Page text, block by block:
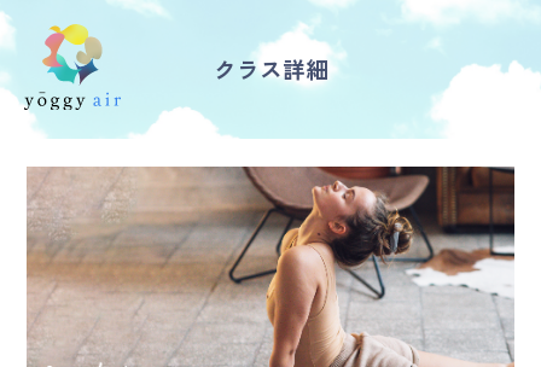
受講の流れ
料金について
インストラクター一覧
FAQ / お問い合わせ
クラス詳細